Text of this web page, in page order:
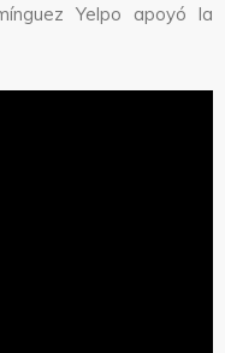
Yelpo apoyó la